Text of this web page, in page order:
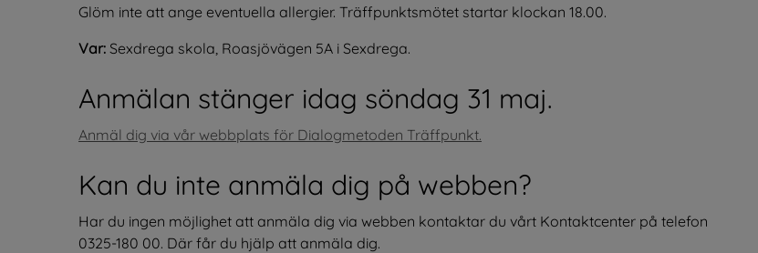
Glöm inte att ange eventuella allergier. Träffpunktsmötet startar klockan 18.00.
Var: Sexdrega skola, Roasjövägen 5A i Sexdrega.
Anmälan stänger idag söndag 31 maj.
Anmäl dig via vår webbplats för Dialogmetoden Träffpunkt.
Kan du inte anmäla dig på webben?
Har du ingen möjlighet att anmäla dig via webben kontaktar du vårt Kontaktcenter på telefon
0325-180 00. Där får du hjälp att anmäla dig.